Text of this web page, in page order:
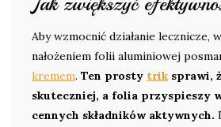
Aby wzmocnić działanie lecznicze,
nałożeniem folii aluminiowej
kremem. Ten prosty trik sprawi,
skuteczniej, a folia przyspieszy
cennych składników aktywnych.